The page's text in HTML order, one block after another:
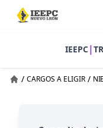
IEEPC|
/ CARGOS A ELIGIR /